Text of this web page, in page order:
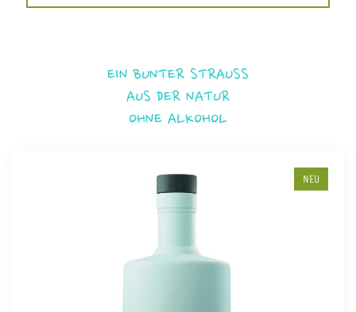
EIN BUNTER STRAUSS
AUS DER NATUR
OHNE ALKOHOL
NEU